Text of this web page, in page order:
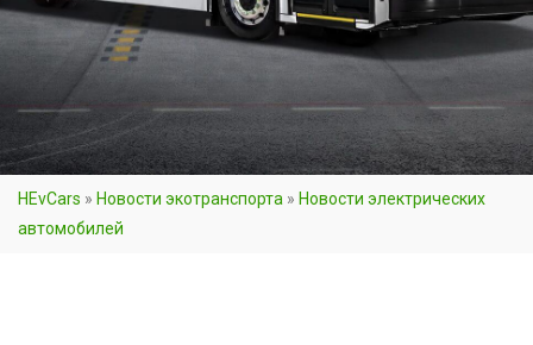
HEvCars » Новости экотранспорта » Новости электрических
автомобилей